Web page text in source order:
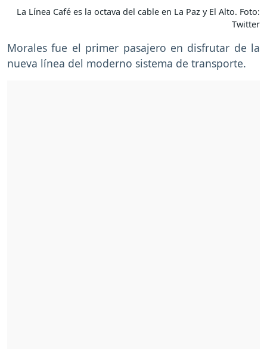
La Línea Café es la octava del cable en La Paz y El Alto. Foto:
Twitter
Morales fue el primer pasajero en disfrutar de la
nueva línea del moderno sistema de transporte.